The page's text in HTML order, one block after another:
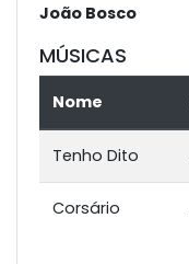
João Bosco
MÚSICAS
Nome
Tenho Dito
Corsário